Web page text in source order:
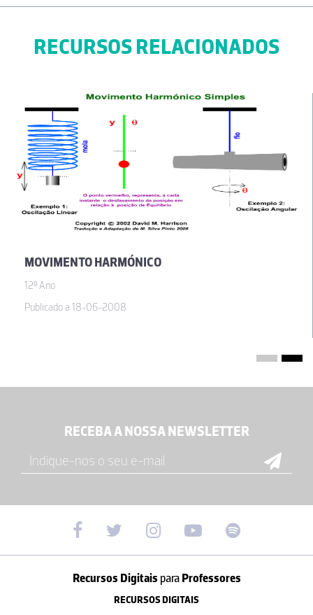
RECURSOS RELACIONADOS
MOVIMENTO HARMÓNICO
12º Ano
Publicado a 18-06-2008
RECEBA A NOSSA NEWSLETTER
Recursos Digitais paraProfessores
RECURSOS DIGITAIS